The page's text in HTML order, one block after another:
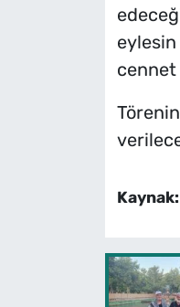
eylesin
cennet
Kaynak: